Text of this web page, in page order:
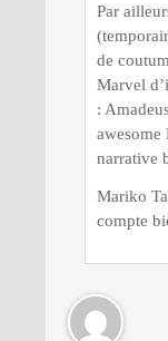
Par
de
Marvel
:
narrative
Mariko
compte